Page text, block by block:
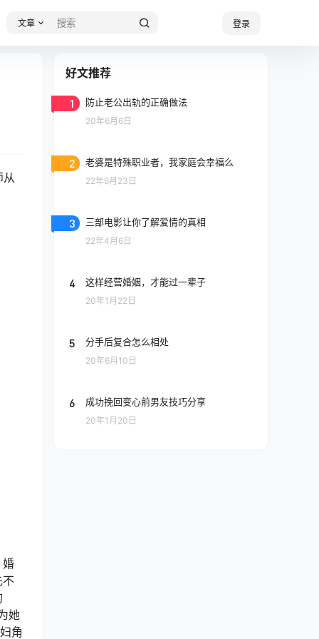
文章 登录
从
婚
不
她
角
好文推荐
1 防止老公出轨的正确做法
20年6月6日
2 老婆是特殊职业者，我家庭会幸福么
22年6月23日
3 三部电影让你了解爱情的真相
22年4月6日
4 这样经营婚姻，才能过一辈子
20年1月22日
5 分手后复合怎么相处
20年6月10日
6 成功挽回变心前男友技巧分享
20年1月20日